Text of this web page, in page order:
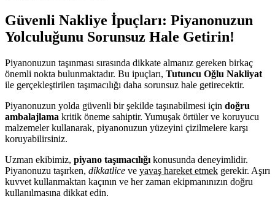
Güvenli Nakliye İpuçları: Piyanonuzun
Yolculuğunu Sorunsuz Hale Getirin!
Piyanonuzun taşınması sırasında dikkate almanız gereken birkaç
önemli nokta bulunmaktadır. Bu ipuçları, Tutuncu Oğlu Nakliyat
ile gerçekleştirilen taşımacılığı daha sorunsuz hale getirecektir.
Piyanonuzun yolda güvenli bir şekilde taşınabilmesi için doğru
ambalajlama kritik öneme sahiptir. Yumuşak örtüler ve koruyucu
malzemeler kullanarak, piyanonuzun yüzeyini çizilmelere karşı
koruyabilirsiniz.
Uzman ekibimiz, piyano taşımacılığı konusunda deneyimlidir.
Piyanonuzu taşırken, dikkatlice ve yavaş hareket etmek gerekir. Aşırı
kuvvet kullanmaktan kaçının ve her zaman ekipmanınızın doğru
kullanılmasına dikkat edin.